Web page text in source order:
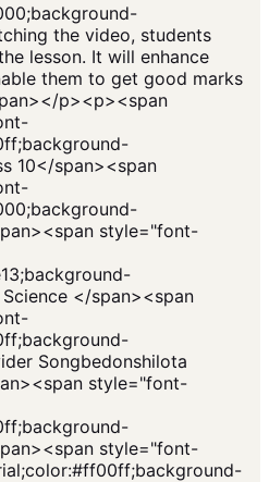
the video, students
lesson. It will enhance
them to get good marks
p><p><span
10</span><span
style="font-
</span><span
Songbedonshilota
style="font-
style="font-